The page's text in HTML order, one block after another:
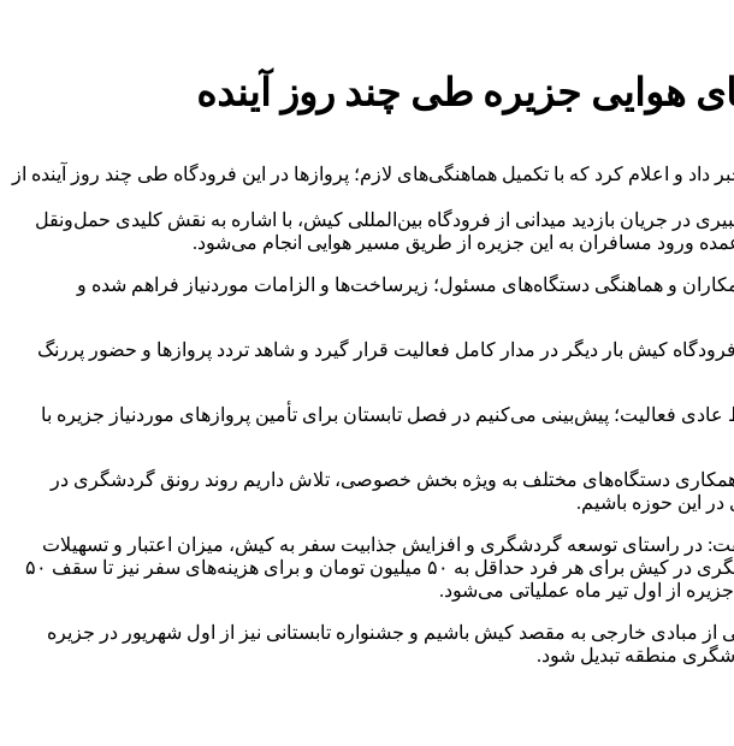
هوایی جزیره طی چند روز آینده
اعلام کرد که با تکمیل هماهنگی‌های لازم؛ پروازها در این فرودگاه طی چند روز آینده از
در جریان بازدید میدانی از فرودگاه بین‌المللی کیش، با اشاره به نقش کلیدی حمل‌ونقل
ورود مسافران به این جزیره از طریق مسیر هوایی انجام می‌شود.
و هماهنگی دستگاه‌های مسئول؛ زیرساخت‌ها و الزامات موردنیاز فراهم شده و
کیش بار دیگر در مدار کامل فعالیت قرار گیرد و شاهد تردد پروازها و حضور پررنگ
فعالیت؛ پیش‌بینی می‌کنیم در فصل تابستان برای تأمین پروازهای موردنیاز جزیره با
دستگاه‌های مختلف به‌ ویژه بخش خصوصی، تلاش داریم روند رونق گردشگری در
این حوزه باشیم.
در راستای توسعه گردشگری و افزایش جذابیت سفر به کیش، میزان اعتبار و تسهیلات
سفر نسبت به سال گذشته افزایش چشمگیری خواهد داشت؛ به‌ گونه‌ای که اعتبار خرید و استفاده از خدمات گردشگری در کیش برای هر فرد حداقل به ۵۰ میلیون تومان و برای هزینه‌های سفر نیز تا سقف ۵۰
از اول تیر ماه عملیاتی می‌شود.
از مبادی خارجی به مقصد کیش باشیم و جشنواره تابستانی نیز از اول شهریور در جزیره
منطقه تبدیل شود.